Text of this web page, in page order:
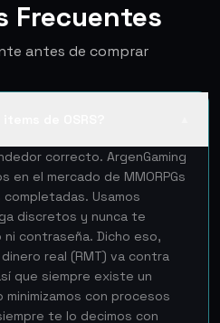
Frecuentes
antes de comprar
correcto. ArgenGaming
en el mercado de MMORPGs
Usamos
discretos y nunca te
contraseña. Dicho eso,
real (RMT) va contra
que siempre existe un
con procesos
te lo decimos con